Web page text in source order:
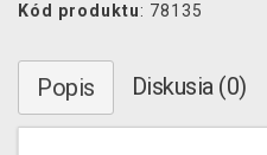
Kód produktu: 78135
Popis Diskusia (0)